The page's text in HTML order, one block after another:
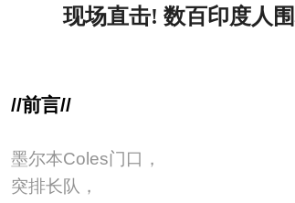
现场直击! 数百印度人
//前言//
墨尔本Coles门口，
突排长队，